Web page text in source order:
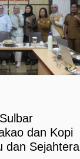
dan Kopi
dan Sejahtera